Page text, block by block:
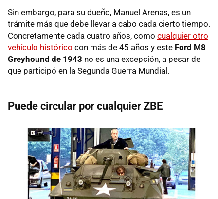
Sin embargo, para su dueño, Manuel Arenas, es un
trámite más que debe llevar a cabo cada cierto tiempo.
Concretamente cada cuatro años, como cualquier otro
vehículo histórico con más de 45 años y este Ford M8
Greyhound de 1943 no es una excepción, a pesar de
que participó en la Segunda Guerra Mundial.
Puede circular por cualquier ZBE